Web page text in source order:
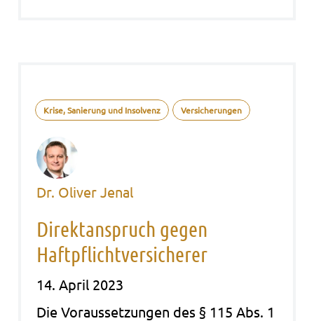
Krise, Sanierung und Insolvenz Versicherungen
Dr. Oliver Jenal
Direktanspruch gegen
Haftpflichtversicherer
14. April 2023
Die Vor­aus­set­zun­gen des § 115 Abs. 1